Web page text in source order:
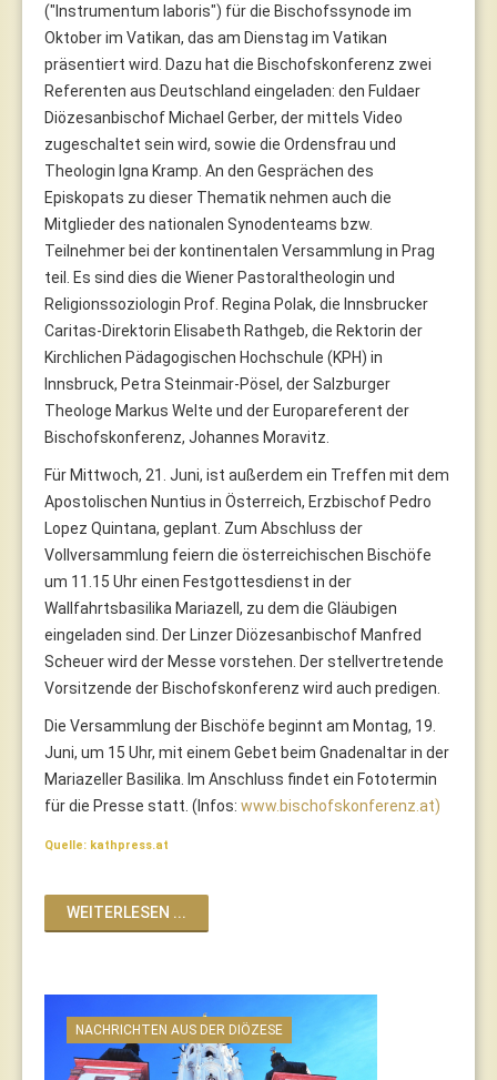
("Instrumentum laboris") für die Bischofssynode im
Oktober im Vatikan, das am Dienstag im Vatikan
präsentiert wird. Dazu hat die Bischofskonferenz zwei
Referenten aus Deutschland eingeladen: den Fuldaer
Diözesanbischof Michael Gerber, der mittels Video
zugeschaltet sein wird, sowie die Ordensfrau und
Theologin Igna Kramp. An den Gesprächen des
Episkopats zu dieser Thematik nehmen auch die
Mitglieder des nationalen Synodenteams bzw.
Teilnehmer bei der kontinentalen Versammlung in Prag
teil. Es sind dies die Wiener Pastoraltheologin und
Religionssoziologin Prof. Regina Polak, die Innsbrucker
Caritas-Direktorin Elisabeth Rathgeb, die Rektorin der
Kirchlichen Pädagogischen Hochschule (KPH) in
Innsbruck, Petra Steinmair-Pösel, der Salzburger
Theologe Markus Welte und der Europareferent der
Bischofskonferenz, Johannes Moravitz.
Für Mittwoch, 21. Juni, ist außerdem ein Treffen mit dem
Apostolischen Nuntius in Österreich, Erzbischof Pedro
Lopez Quintana, geplant. Zum Abschluss der
Vollversammlung feiern die österreichischen Bischöfe
um 11.15 Uhr einen Festgottesdienst in der
Wallfahrtsbasilika Mariazell, zu dem die Gläubigen
eingeladen sind. Der Linzer Diözesanbischof Manfred
Scheuer wird der Messe vorstehen. Der stellvertretende
Vorsitzende der Bischofskonferenz wird auch predigen.
Die Versammlung der Bischöfe beginnt am Montag, 19.
Juni, um 15 Uhr, mit einem Gebet beim Gnadenaltar in der
Mariazeller Basilika. Im Anschluss findet ein Fototermin
für die Presse statt. (Infos: www.bischofskonferenz.at)
Quelle: kathpress.at
WEITERLESEN ...
NACHRICHTEN AUS DER DIÖZESE